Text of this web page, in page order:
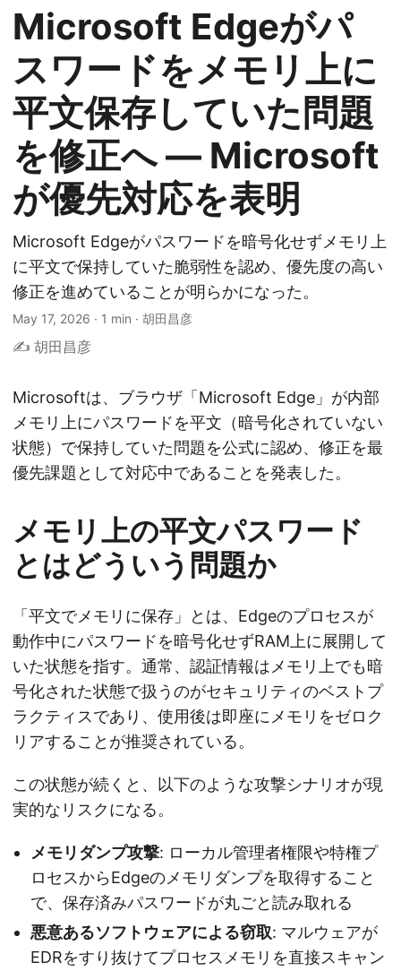
Microsoft Edgeがパ
スワードをメモリ上に
平文保存していた問題
を修正へ — Microsoft
が優先対応を表明
Microsoft Edgeがパスワードを暗号化せずメモリ上
に平文で保持していた脆弱性を認め、優先度の高い
修正を進めていることが明らかになった。
May 17, 2026 · 1 min · 胡田昌彦
✍️ 胡田昌彦
Microsoftは、ブラウザ「Microsoft Edge」が内部
メモリ上にパスワードを平文（暗号化されていない
状態）で保持していた問題を公式に認め、修正を最
優先課題として対応中であることを発表した。
メモリ上の平文パスワード
とはどういう問題か
「平文でメモリに保存」とは、Edgeのプロセスが
動作中にパスワードを暗号化せずRAM上に展開して
いた状態を指す。通常、認証情報はメモリ上でも暗
号化された状態で扱うのがセキュリティのベストプ
ラクティスであり、使用後は即座にメモリをゼロク
リアすることが推奨されている。
この状態が続くと、以下のような攻撃シナリオが現
実的なリスクになる。
メモリダンプ攻撃: ローカル管理者権限や特権プ
ロセスからEdgeのメモリダンプを取得すること
で、保存済みパスワードが丸ごと読み取れる
悪意あるソフトウェアによる窃取: マルウェアが
EDRをすり抜けてプロセスメモリを直接スキャン